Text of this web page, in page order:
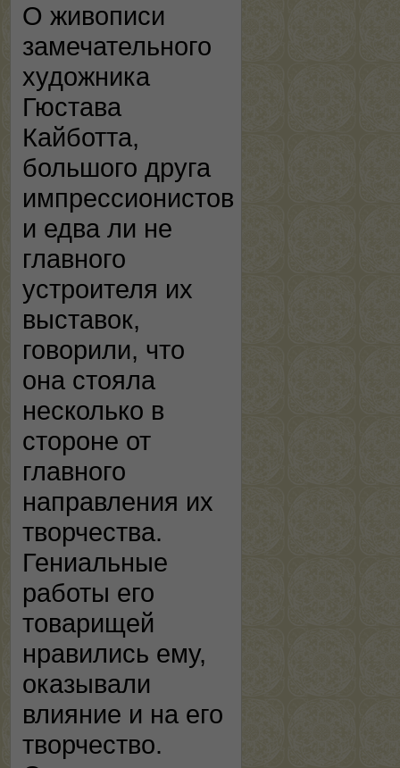
О живописи
замечательного
художника
Гюстава
Кайботта,
большого друга
импрессионистов
и едва ли не
главного
устроителя их
выставок,
говорили, что
она стояла
несколько в
стороне от
главного
направления их
творчества.
Гениальные
работы его
товарищей
нравились ему,
оказывали
влияние и на его
творчество.